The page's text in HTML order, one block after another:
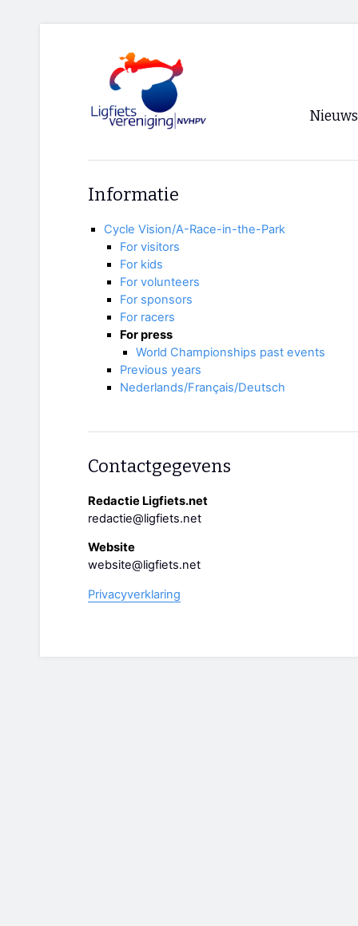
Nieuws
Informatie
Cycle Vision/A-Race-in-the-Park
For visitors
For kids
For volunteers
For sponsors
For racers
For press
World Championships past events
Previous years
Nederlands/Français/Deutsch
Contactgegevens
Redactie Ligfiets.net
redactie@ligfiets.net
Website
website@ligfiets.net
Privacyverklaring